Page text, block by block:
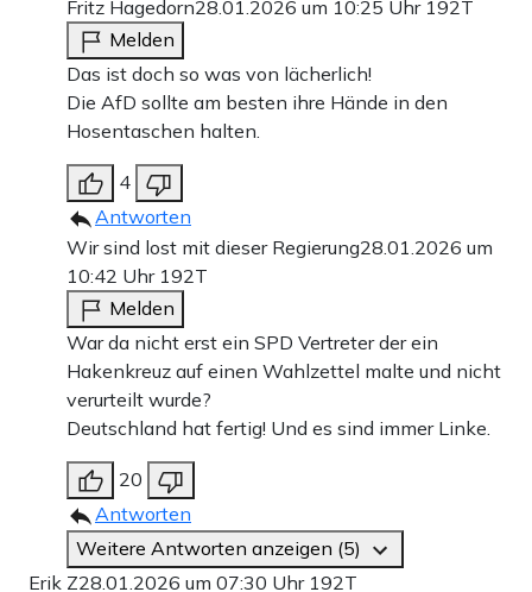
Fritz Hagedorn28.01.2026 um 10:25 Uhr 192T
Melden
Das ist doch so was von lächerlich!
Die AfD sollte am besten ihre Hände in den
Hosentaschen halten.
4
Antworten
Wir sind lost mit dieser Regierung28.01.2026 um
10:42 Uhr 192T
Melden
War da nicht erst ein SPD Vertreter der ein
Hakenkreuz auf einen Wahlzettel malte und nicht
verurteilt wurde?
Deutschland hat fertig! Und es sind immer Linke.
20
Antworten
Weitere Antworten anzeigen (5)
Erik Z28.01.2026 um 07:30 Uhr 192T